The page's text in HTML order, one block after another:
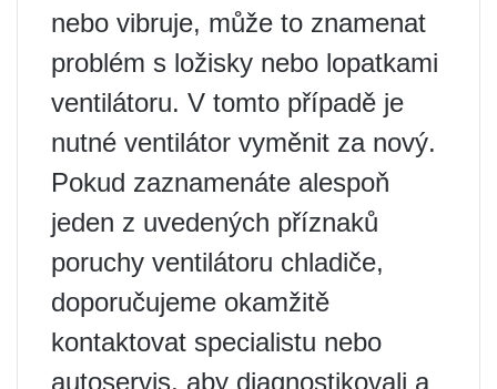
nebo vibruje, může to znamenat
problém s ložisky nebo lopatkami
ventilátoru. V tomto případě je
nutné ventilátor vyměnit za nový.
Pokud zaznamenáte alespoň
jeden z uvedených příznaků
poruchy ventilátoru chladiče,
doporučujeme okamžitě
kontaktovat specialistu nebo
autoservis, aby diagnostikovali a